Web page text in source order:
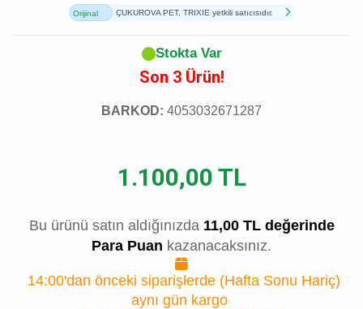
Orijinal
ÇUKUROVA PET, TRIXIE yetkili satıcısıdır.
Stokta Var
Son 3 Ürün!
BARKOD: 4053032671287
1.100,00 TL
Bu ürünü satın aldığınızda 11,00 TL değerinde
Para Puan kazanacaksınız.
14:00'dan önceki siparişlerde (Hafta Sonu Hariç)
aynı gün kargo